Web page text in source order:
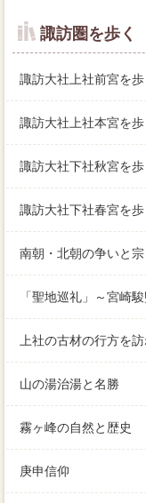
諏訪圏を歩く
諏訪大社上社前宮を歩
諏訪大社上社本宮を歩
諏訪大社下社秋宮を歩
諏訪大社下社春宮を歩
南朝・北朝の争いと
「聖地巡礼」～宮崎
上社の古材の行方を
山の湯治湯と名勝
霧ヶ峰の自然と歴史
庚申信仰